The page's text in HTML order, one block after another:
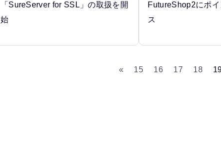
「SureServer for SSL」の取扱を開
始
FutureShop2にポ
ス
« 15 16 17 18